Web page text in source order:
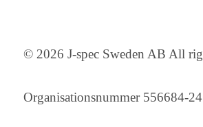
© 2026 J-spec Sweden AB All
Organisationsnummer 556684-